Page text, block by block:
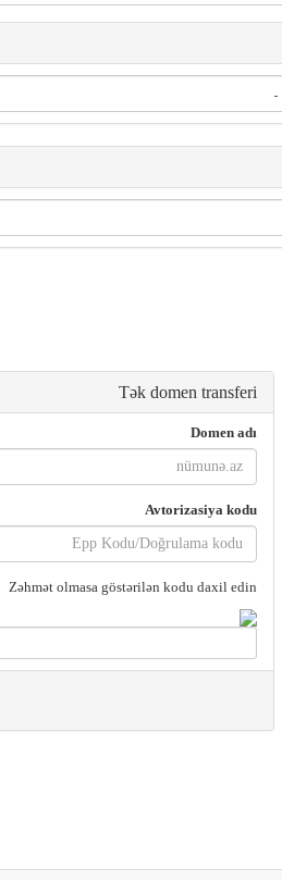
Tək domen transferi
Domen adı
Avtorizasiya kodu
Zəhmət olmasa göstərilən kodu daxil edin